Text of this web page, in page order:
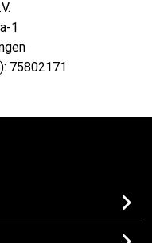
1
75802171